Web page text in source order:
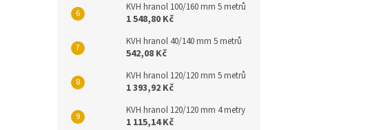
KVH hranol 100/160 mm 5 metrů
1 548,80 Kč
KVH hranol 40/140 mm 5 metrů
542,08 Kč
KVH hranol 120/120 mm 5 metrů
1 393,92 Kč
KVH hranol 120/120 mm 4 metry
1 115,14 Kč